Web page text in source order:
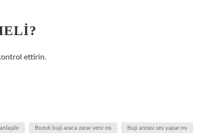
ettirin.
Bozuk buji araca zarar verir mi Buji arızası ses yapar mı